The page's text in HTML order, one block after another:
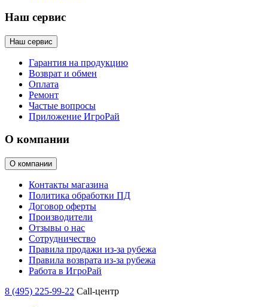
Наш сервис
Наш сервис
Гарантия на продукцию
Возврат и обмен
Оплата
Ремонт
Частые вопросы
Приложение ИгроРай
О компании
О компании
Контакты магазина
Политика обработки ПД
Договор оферты
Производители
Отзывы о нас
Сотрудничество
Правила продажи из-за рубежа
Правила возврата из-за рубежа
Работа в ИгроРай
8 (495) 225-99-22 Call-центр